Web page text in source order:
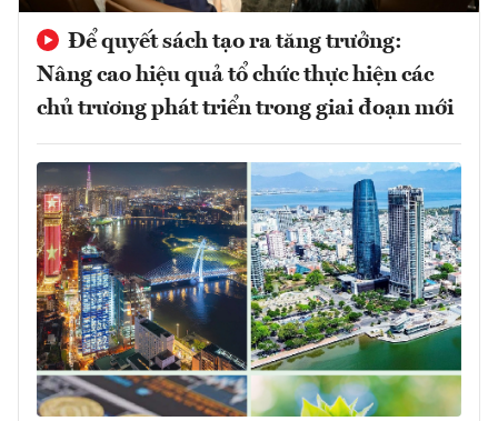
Để quyết sách tạo ra tăng trưởng:
Nâng cao hiệu quả tổ chức thực hiện các
chủ trương phát triển trong giai đoạn mới